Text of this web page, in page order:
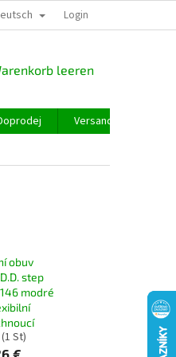
Login
leeren
Versand und Zahlung
obuv
step
modré
(1 St)